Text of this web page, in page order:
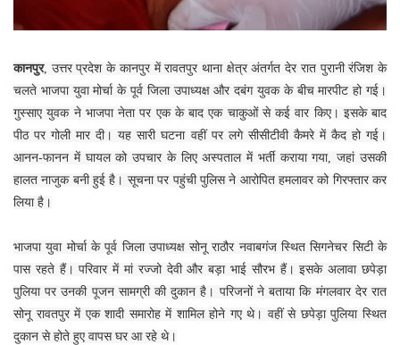
कानपुर, उत्तर प्रदेश के कानपुर में रावतपुर थाना क्षेत्र अंतर्गत देर रात पुरानी रंजिश के
चलते भाजपा युवा मोर्चा के पूर्व जिला उपाध्यक्ष और दबंग युवक के बीच मारपीट हो गई।
गुस्साए युवक ने भाजपा नेता पर एक के बाद एक चाकुओं से कई वार किए। इसके बाद
पीठ पर गोली मार दी। यह सारी घटना वहीं पर लगे सीसीटीवी कैमरे में कैद हो गई।
आनन-फानन में घायल को उपचार के लिए अस्पताल में भर्ती कराया गया, जहां उसकी
हालत नाजुक बनी हुई है। सूचना पर पहुंची पुलिस ने आरोपित हमलावर को गिरफ्तार कर
लिया है।
भाजपा युवा मोर्चा के पूर्व जिला उपाध्यक्ष सोनू राठौर नवाबगंज स्थित सिगनेचर सिटी के
पास रहते हैं। परिवार में मां रज्जो देवी और बड़ा भाई सौरभ हैं। इसके अलावा छपेड़ा
पुलिया पर उनकी पूजन सामग्री की दुकान है। परिजनों ने बताया कि मंगलवार देर रात
सोनू रावतपुर में एक शादी समारोह में शामिल होने गए थे। वहीं से छपेड़ा पुलिया स्थित
दुकान से होते हुए वापस घर आ रहे थे।